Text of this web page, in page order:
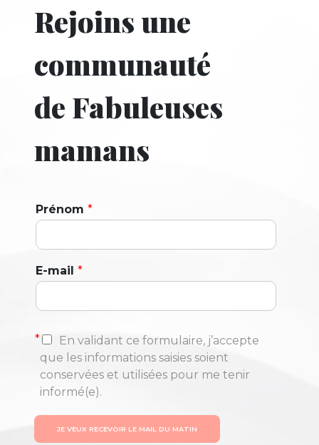
Rejoins une
communauté
de Fabuleuses
mamans
Prénom *
E-mail *
*
En validant ce formulaire, j’accepte
que les informations saisies soient
conservées et utilisées pour me tenir
informé(e).
JE VEUX RECEVOIR LE MAIL DU MATIN